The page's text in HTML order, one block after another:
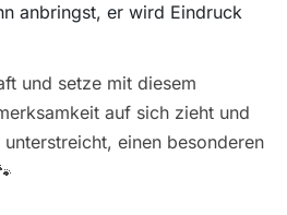
anbringst, er wird Eindruck
und setze mit diesem
auf sich zieht und
einen besonderen